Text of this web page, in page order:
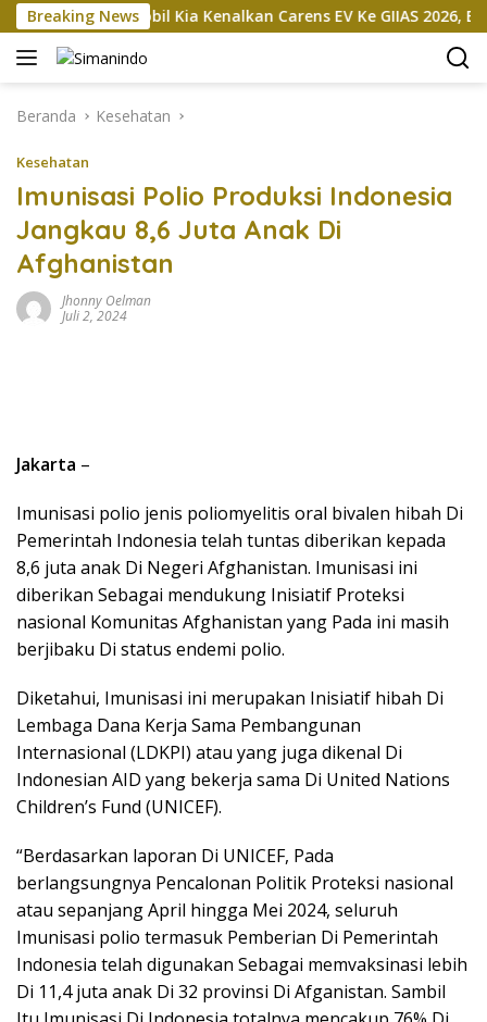
Langsung
ke
konten
Breaking NewsMobil Kia Kenalkan Carens EV Ke GIIAS 2026, Bakal
Beranda Kesehatan
Kesehatan
Imunisasi Polio Produksi Indonesia
Jangkau 8,6 Juta Anak Di
Afghanistan
Jhonny Oelman
Juli 2, 2024
Jakarta –
Imunisasi polio jenis poliomyelitis oral bivalen hibah Di
Pemerintah Indonesia telah tuntas diberikan kepada
8,6 juta anak Di Negeri Afghanistan. Imunisasi ini
diberikan Sebagai mendukung Inisiatif Proteksi
nasional Komunitas Afghanistan yang Pada ini masih
berjibaku Di status endemi polio.
Diketahui, Imunisasi ini merupakan Inisiatif hibah Di
Lembaga Dana Kerja Sama Pembangunan
Internasional (LDKPI) atau yang juga dikenal Di
Indonesian AID yang bekerja sama Di United Nations
Children’s Fund (UNICEF).
“Berdasarkan laporan Di UNICEF, Pada
berlangsungnya Pencalonan Politik Proteksi nasional
atau sepanjang April hingga Mei 2024, seluruh
Imunisasi polio termasuk Pemberian Di Pemerintah
Indonesia telah digunakan Sebagai memvaksinasi lebih
Di 11,4 juta anak Di 32 provinsi Di Afganistan. Sambil